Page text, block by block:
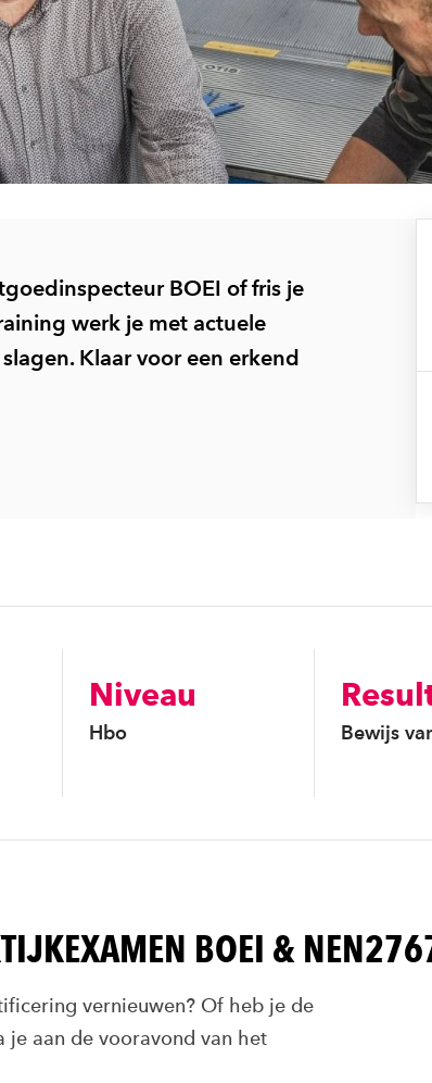
BOEI of fris je
werk je met actuele
Klaar voor een erkend
Niveau
Hbo Bewijs
BOEI &
vernieuwen? Of heb je de
aan de vooravond van het